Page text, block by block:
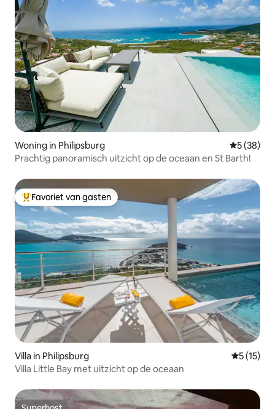
Woning in Philipsburg
5 (38)
Prachtig panoramisch uitzicht op de oceaan en St Barth!
Topfavoriet van gasten
Favoriet van gasten
Villa in Philipsburg
5 (15)
Villa Little Bay met uitzicht op de oceaan